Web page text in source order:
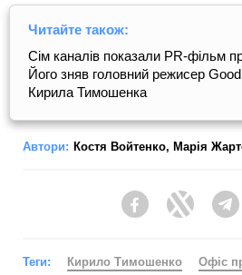
Читайте також:
Сім каналів показали PR-фільм
Його зняв головний режисер
Кирила Тимошенка
Автори: Костя Войтенко, Марія
FacebookTwitter
Теги: Кирило Тимошенко Офіс